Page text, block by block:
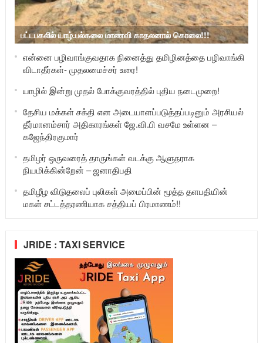
பட்டபகலில் யாழ்.பல்கலை மாணவி காதலனால் கொலை!!!
என்னை பழிவாங்குவதாக நினைத்து தமிழினத்தை பழிவாங்கி
விடாதீர்கள்- முதலமைச்சர் உரை!
யாழில் இன்று முதல் போக்குவரத்தில் புதிய நடைமுறை!
தேசிய மக்கள் சக்தி என அடையாளப்படுத்தப்படினும் அரசியல்
தீர்மானம்சார் அதிகாரங்கள் ஜே.வி.பி வசமே உள்ளன –
கஜேந்திரகுமார்
தமிழர் ஒருவரைத் தாருங்கள் வடக்கு ஆளுநராக
நியமிக்கின்றேன் – ஜனாதிபதி
தமிழீழ விடுதலைப் புலிகள் அமைப்பின் மூத்த தளபதியின்
மகள் சட்டத்தரணியாக சத்தியப் பிரமாணம்!!
JRIDE : TAXI SERVICE